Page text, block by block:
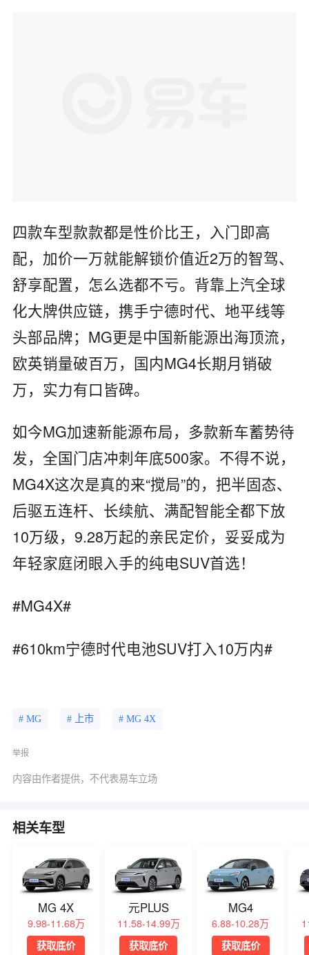
四款车型款款都是性价比王，入门即高
配，加价一万就能解锁价值近2万的智驾、
舒享配置，怎么选都不亏。背靠上汽全球
化大牌供应链，携手宁德时代、地平线等
头部品牌；MG更是中国新能源出海顶流，
欧英销量破百万，国内MG4长期月销破
万，实力有口皆碑。
如今MG加速新能源布局，多款新车蓄势待
发，全国门店冲刺年底500家。不得不说，
MG4X这次是真的来“搅局”的，把半固态、
后驱五连杆、长续航、满配智能全都下放
10万级，9.28万起的亲民定价，妥妥成为
年轻家庭闭眼入手的纯电SUV首选！
#MG4X#
#610km宁德时代电池SUV打入10万内#
# MG # 上市 # MG 4X
举报
内容由作者提供，不代表易车立场
相关车型
MG 4X
9.98-11.68万
获取底价
元PLUS
11.58-14.99万
获取底价
MG4
6.88-10.28万
获取底价